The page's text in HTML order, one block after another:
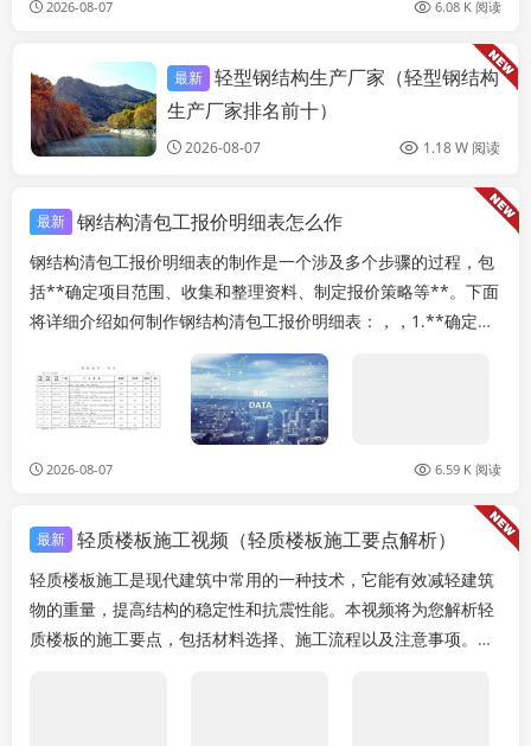
2026-08-07 6.08 K 阅读
结构地下室设计
最新 轻型钢结构生产厂家（轻型钢结构
生产厂家排名前十）
2026-08-07 1.18 W 阅读
最新 钢结构清包工报价明细表怎么作
钢结构清包工报价明细表的制作是一个涉及多个步骤的过程，包
括**确定项目范围、收集和整理资料、制定报价策略等**。下面
将详细介绍如何制作钢结构清包工报价明细表：，，1.**确定项
目范围**，-**明确服务内容...
2026-08-07 6.59 K 阅读
最新 轻质楼板施工视频（轻质楼板施工要点解析）
轻质楼板施工是现代建筑中常用的一种技术，它能有效减轻建筑
物的重量，提高结构的稳定性和抗震性能。本视频将为您解析轻
质楼板的施工要点，包括材料选择、施工流程以及注意事项。选